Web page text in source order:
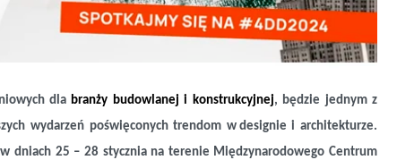
dla branży budowlanej i konstrukcyjnej, będzie jednym z
wydarzeń poświęconych trendom w designie i architekturze.
dniach 25 – 28 stycznia na terenie Międzynarodowego Centrum